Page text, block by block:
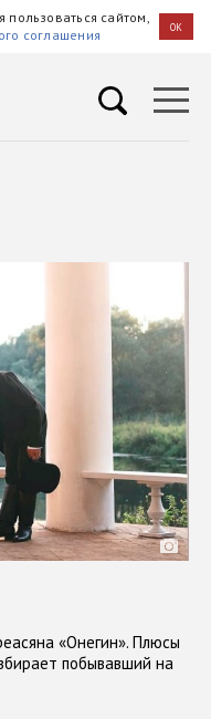
сайтом,
соглашения OK
«Онегин». Плюсы
побывавший на